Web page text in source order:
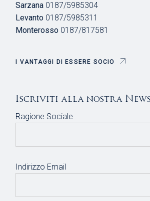
Sarzana 0187/5985304
Levanto 0187/5985311
Monterosso 0187/817581
I VANTAGGI DI ESSERE SOCIO
Iscriviti alla nostra
Ragione Sociale
Indirizzo Email